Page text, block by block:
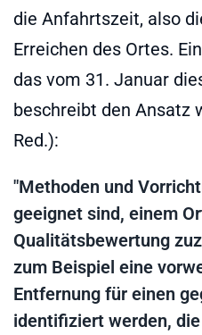
die Anfahrtszeit, also
Erreichen des Ortes. Ein
das vom 31. Januar
beschreibt den Ansatz
Red.):
"Methoden und
geeignet sind, einem
Qualitätsbewertung
zum Beispiel eine
Entfernung für einen
identifiziert werden,